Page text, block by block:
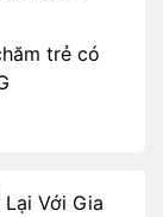
trẻ có
Với Gia